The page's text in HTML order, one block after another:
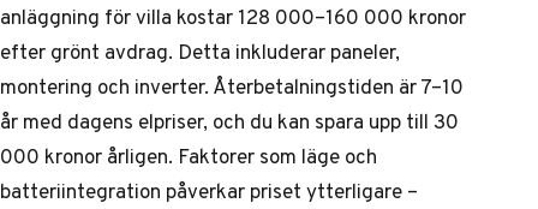
anläggning för villa kostar 128 000–160 000 kronor
efter grönt avdrag. Detta inkluderar paneler,
montering och inverter. Återbetalningstiden är 7–10
år med dagens elpriser, och du kan spara upp till 30
000 kronor årligen. Faktorer som läge och
batteriintegration påverkar priset ytterligare –